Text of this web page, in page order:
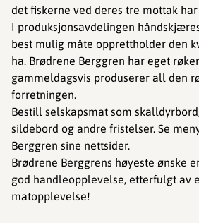
det fiskerne ved deres tre mottak
I produksjonsavdelingen
best mulig måte opprettholder den
ha. Brødrene Berggren har eget
gammeldagsvis produserer all den
forretningen.
Bestill selskapsmat som
sildebord og andre fristelser. Se
Berggren sine nettsider.
Brødrene Berggrens høyeste ønske
god handleopplevelse, etterfulgt av
matopplevelse!